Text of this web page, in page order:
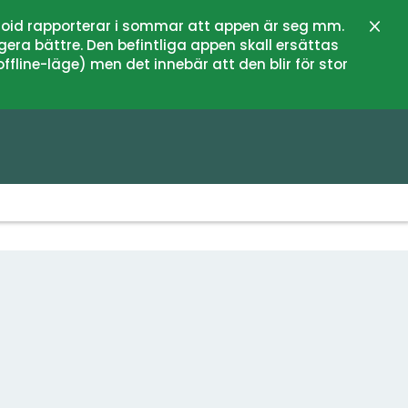
rapporterar i sommar att appen är seg mm.
bättre. Den befintliga appen skall ersättas
läge) men det innebär att den blir för stor